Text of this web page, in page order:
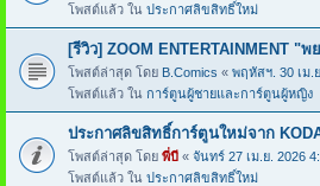
โพสต์แล้ว ใน ประกาศลิขสิทธิ์ใหม่
[รีวิว] ZOOM ENTERTAINMENT "
โพสต์ล่าสุด โดย B.Comics « พฤหัสฯ. 30 เม.
โพสต์แล้ว ใน การ์ตูนผู้ชายและการ์ตูนผู้หญิง
ประกาศลิขสิทธิ์การ์ตูนใหม่จาก
โพสต์ล่าสุด โดย พี่บี « จันทร์ 27 เม.ย. 2026
โพสต์แล้ว ใน ประกาศลิขสิทธิ์ใหม่